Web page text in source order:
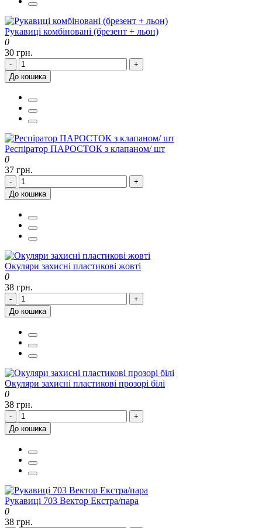
Рукавиці комбіновані (брезент + льон)
0
30 грн.
-
+
До кошика
Респіратор ПАРОСТОК з клапаном/ шт
0
37 грн.
-
+
До кошика
Окуляри захисні пластикові жовті
0
38 грн.
-
+
До кошика
Окуляри захисні пластикові прозорі білі
0
38 грн.
-
+
До кошика
Рукавиці 703 Вектор Екстра/пара
0
38 грн.